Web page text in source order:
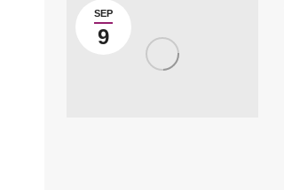
SEP
9